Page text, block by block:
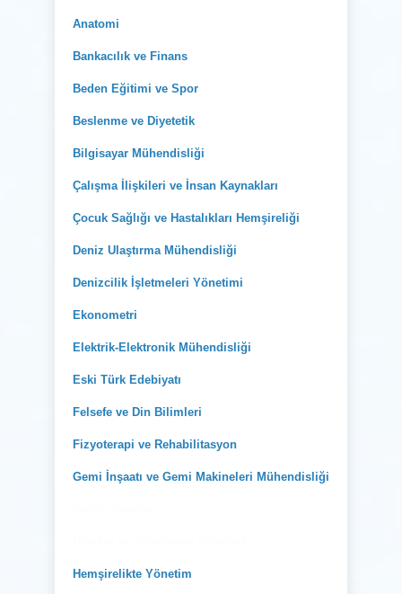
Anatomi
Bankacılık ve Finans
Beden Eğitimi ve Spor
Beslenme ve Diyetetik
Bilgisayar Mühendisliği
Çalışma İlişkileri ve İnsan Kaynakları
Çocuk Sağlığı ve Hastalıkları Hemşireliği
Deniz Ulaştırma Mühendisliği
Denizcilik İşletmeleri Yönetimi
Ekonometri
Elektrik-Elektronik Mühendisliği
Eski Türk Edebiyatı
Felsefe ve Din Bilimleri
Fizyoterapi ve Rehabilitasyon
Gemi İnşaatı ve Gemi Makineleri Mühendisliği
Hemşirelikte Yönetim